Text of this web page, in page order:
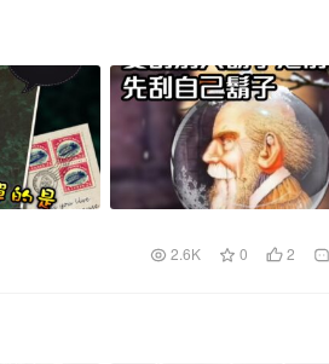
2.6K 0 2